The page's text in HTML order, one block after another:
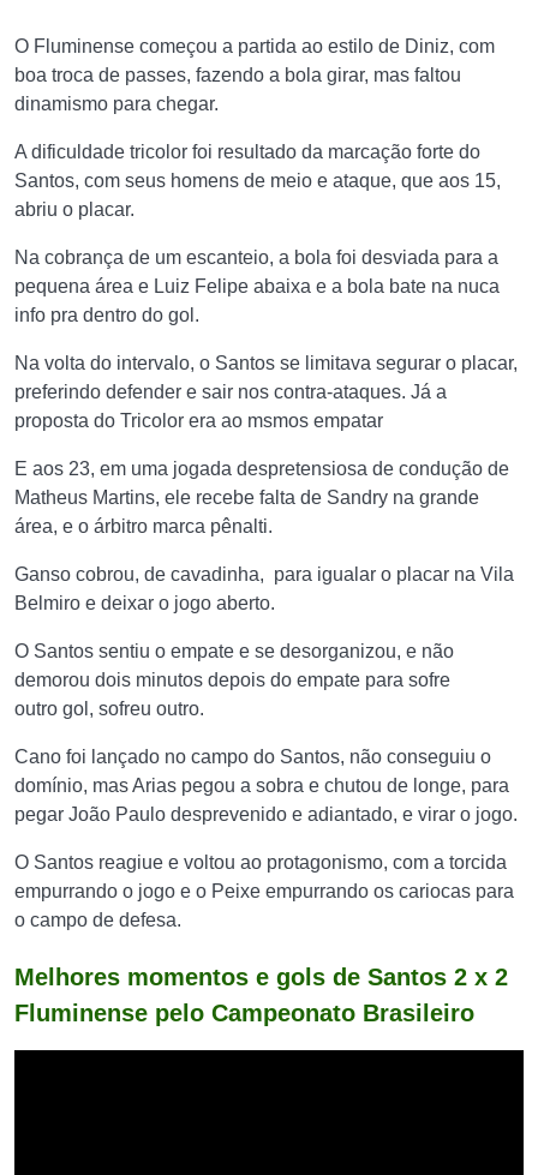
O Fluminense começou a partida ao estilo de Diniz, com
boa troca de passes, fazendo a bola girar, mas faltou
dinamismo para chegar.
A dificuldade tricolor foi resultado da marcação forte do
Santos, com seus homens de meio e ataque, que aos 15,
abriu o placar.
Na cobrança de um escanteio, a bola foi desviada para a
pequena área e Luiz Felipe abaixa e a bola bate na nuca
info pra dentro do gol.
Na volta do intervalo, o Santos se limitava segurar o placar,
preferindo defender e sair nos contra-ataques. Já a
proposta do Tricolor era ao msmos empatar
E aos 23, em uma jogada despretensiosa de condução de
Matheus Martins, ele recebe falta de Sandry na grande
área, e o árbitro marca pênalti.
Ganso cobrou, de cavadinha, para igualar o placar na Vila
Belmiro e deixar o jogo aberto.
O Santos sentiu o empate e se desorganizou, e não
demorou dois minutos depois do empate para sofre
outro gol, sofreu outro.
Cano foi lançado no campo do Santos, não conseguiu o
domínio, mas Arias pegou a sobra e chutou de longe, para
pegar João Paulo desprevenido e adiantado, e virar o jogo.
O Santos reagiue e voltou ao protagonismo, com a torcida
empurrando o jogo e o Peixe empurrando os cariocas para
o campo de defesa.
Melhores momentos e gols de Santos 2 x 2
Fluminense pelo Campeonato Brasileiro